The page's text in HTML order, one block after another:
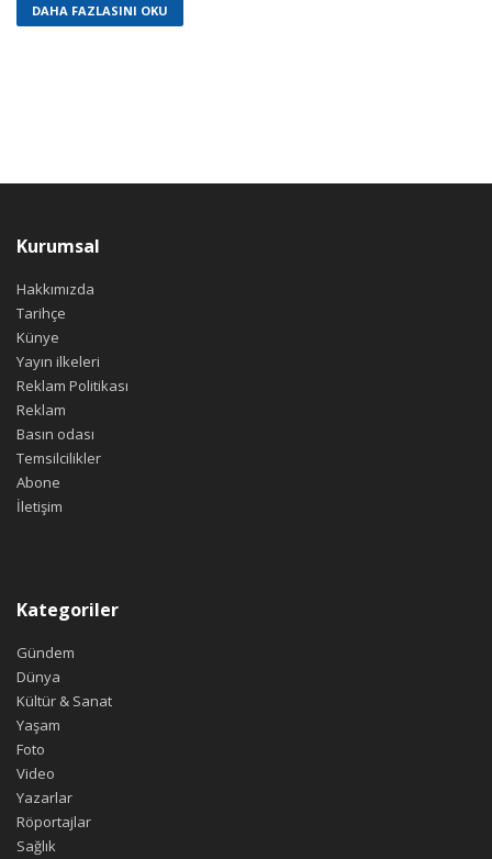
DAHA FAZLASINI OKU
Kurumsal
Hakkımızda
Tarihçe
Künye
Yayın ilkeleri
Reklam Politikası
Reklam
Basın odası
Temsilcilikler
Abone
İletişim
Kategoriler
Gündem
Dünya
Kültür & Sanat
Yaşam
Foto
Video
Yazarlar
Röportajlar
Sağlık